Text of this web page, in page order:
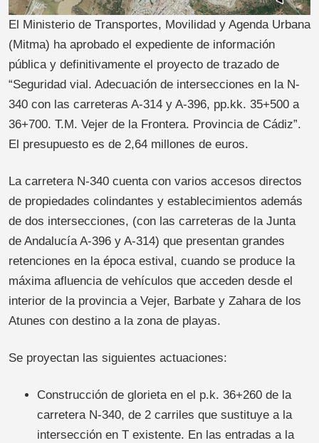
El Ministerio de Transportes, Movilidad y Agenda Urbana
(Mitma) ha aprobado el expediente de información
pública y definitivamente el proyecto de trazado de
“Seguridad vial. Adecuación de intersecciones en la N-
340 con las carreteras A-314 y A-396, pp.kk. 35+500 a
36+700. T.M. Vejer de la Frontera. Provincia de Cádiz”.
El presupuesto es de 2,64 millones de euros.
La carretera N-340 cuenta con varios accesos directos
de propiedades colindantes y establecimientos además
de dos intersecciones, (con las carreteras de la Junta
de Andalucía A-396 y A-314) que presentan grandes
retenciones en la época estival, cuando se produce la
máxima afluencia de vehículos que acceden desde el
interior de la provincia a Vejer, Barbate y Zahara de los
Atunes con destino a la zona de playas.
Se proyectan las siguientes actuaciones:
Construcción de glorieta en el p.k. 36+260 de la
carretera N-340, de 2 carriles que sustituye a la
intersección en T existente. En las entradas a la